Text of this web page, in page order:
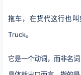
拖车，在货代这行也
Truck。
它是一个动词，而非名